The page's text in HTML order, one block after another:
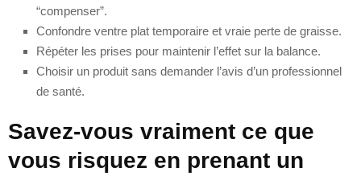
“compenser”.
Confondre ventre plat temporaire et vraie perte de graisse.
Répéter les prises pour maintenir l’effet sur la balance.
Choisir un produit sans demander l’avis d’un professionnel
de santé.
Savez-vous vraiment ce que
vous risquez en prenant un